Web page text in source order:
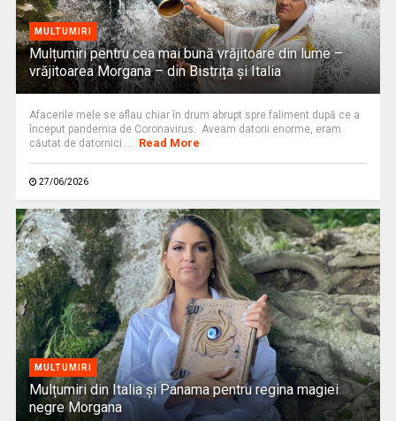
MULTUMIRI
Mulțumiri pentru cea mai bună vrăjitoare din lume –
vrăjitoarea Morgana – din Bistrița și Italia
Afacerile mele se aflau chiar în drum abrupt spre faliment după ce a
început pandemia de Coronavirus. Aveam datorii enorme, eram
căutat de datornici ...
Read More
27/06/2026
MULTUMIRI
Mulțumiri din Italia și Panama pentru regina magiei
negre Morgana